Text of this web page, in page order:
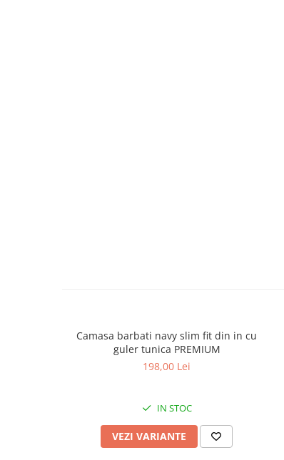
Camasa barbati navy slim fit din in cu
guler tunica PREMIUM
198,00 Lei
IN STOC
VEZI VARIANTE